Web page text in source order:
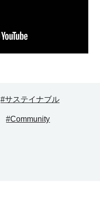
#サステイナブル
#Community